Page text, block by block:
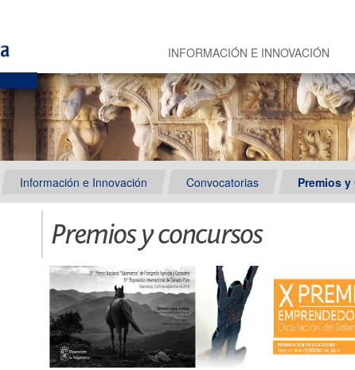
INFORMACIÓN E INNOVACIÓN
Información e Innovación Convocatorias Premios
Premios y concursos